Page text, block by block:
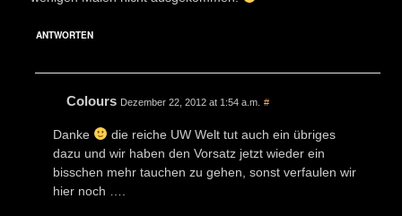
ANTWORTEN
Colours Dezember 22, 2012 at 1:54 a.m. #
Danke
die reiche UW Welt tut auch ein übriges
dazu und wir haben den Vorsatz jetzt wieder ein
bisschen mehr tauchen zu gehen, sonst verfaulen wir
hier noch ….